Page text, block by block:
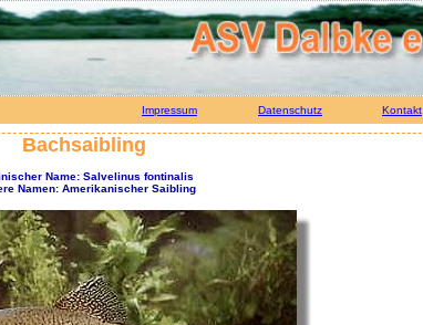
Impressum Datenschutz Kontakt
Bachsaibling
Name: Salvelinus fontinalis
Namen: Amerikanischer Saibling